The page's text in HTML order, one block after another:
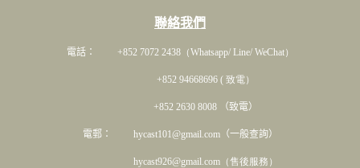
聯絡我們
電話： +852 7072 2438（Whatsapp/ Line/ WeChat）
+852 94668696 ( 致電）
+852 2630 8008 （致電）
電郵： hycast101@gmail.com（一般查詢）
hycast926@gmail.com（售後服務）